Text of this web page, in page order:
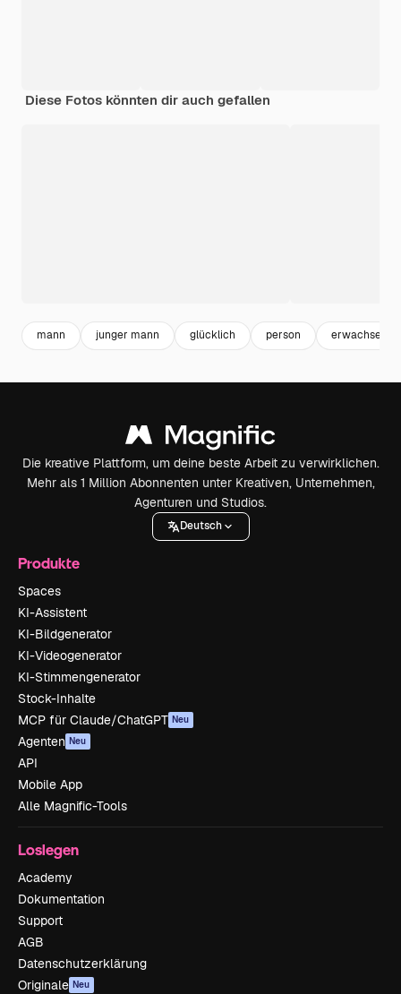
Diese Fotos könnten dir auch gefallen
mann junger mann glücklich person erwachsene
Die kreative Plattform, um deine beste Arbeit zu verwirklichen.
Mehr als 1 Million Abonnenten unter Kreativen, Unternehmen,
Agenturen und Studios.
Deutsch
Produkte
Spaces
KI-Assistent
KI-Bildgenerator
KI-Videogenerator
KI-Stimmengenerator
Stock-Inhalte
MCP für Claude/ChatGPT Neu
Agenten Neu
API
Mobile App
Alle Magnific-Tools
Loslegen
Academy
Dokumentation
Support
AGB
Datenschutzerklärung
Originale Neu